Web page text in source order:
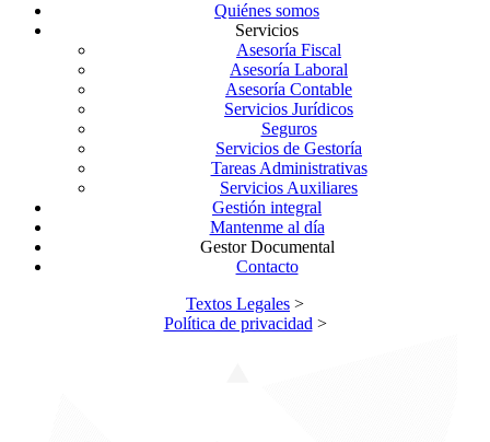
Quiénes somos
Servicios
Asesoría Fiscal
Asesoría Laboral
Asesoría Contable
Servicios Jurídicos
Seguros
Servicios de Gestoría
Tareas Administrativas
Servicios Auxiliares
Gestión integral
Mantenme al día
Gestor Documental
Contacto
Textos Legales >
Política de privacidad >